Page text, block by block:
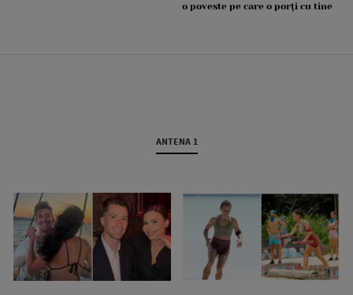
o poveste pe care o porți cu tine
ANTENA 1